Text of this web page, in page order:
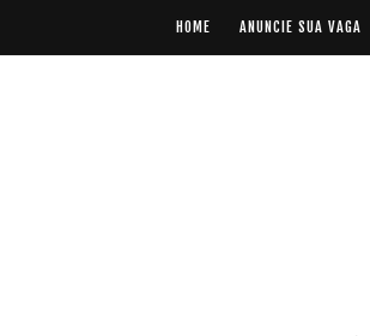
HOME ANUNCIE SUA VAGA